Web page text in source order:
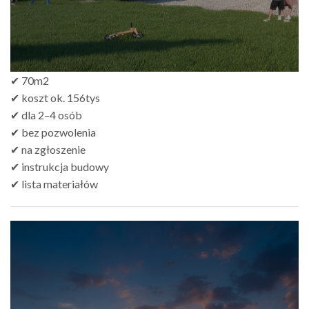
✔ 70m2
✔ koszt ok. 156tys
✔ dla 2–4 osób
✔ bez pozwolenia
✔ na zgłoszenie
✔ instrukcja budowy
✔ lista materiałów